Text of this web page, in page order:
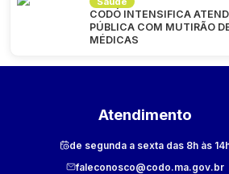
CODÓ INTENSIFICA
PÚBLICA COM MUTIRÃO
MÉDICAS
Atendimento
de segunda a sexta das 8h às
faleconosco@codo.ma.gov.br